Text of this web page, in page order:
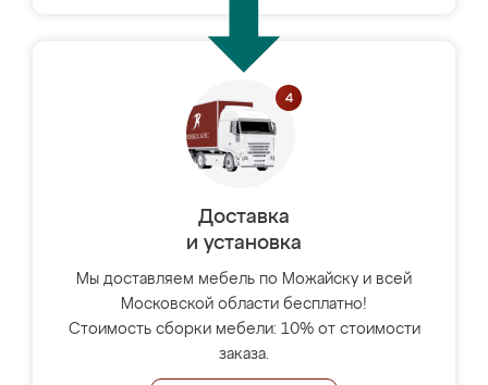
Доставка
и установка
Мы доставляем мебель по Можайску и всей
Московской области бесплатно!
Стоимость сборки мебели: 10% от стоимости
заказа.